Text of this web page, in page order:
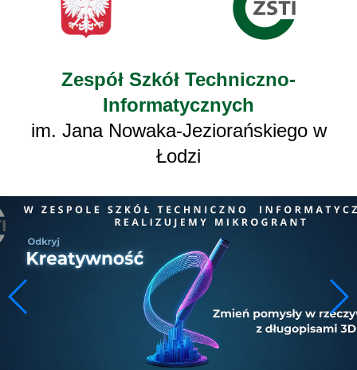
Zespół Szkół Techniczno-
Informatycznych
im. Jana Nowaka-Jeziorańskiego w
Łodzi